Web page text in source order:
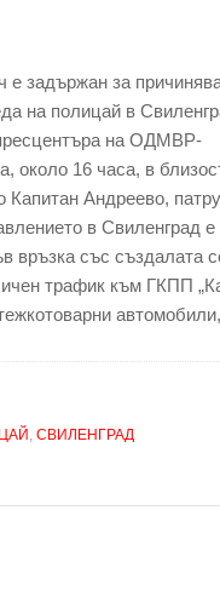
е задържан за
на полицай в
на ОДМВР-
около 16 часа, в
Капитан Андреево,
в Свиленград е
връзка със създалата
трафик към ГКПП
, СВИЛЕНГРАД